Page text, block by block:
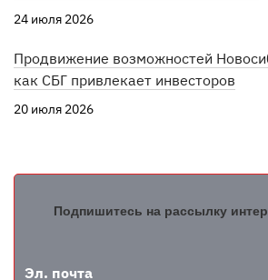
24 июля 2026
Продвижение возможностей
как СБГ привлекает инвесторов
20 июля 2026
Подпишитесь на рассылку
Эл. почта